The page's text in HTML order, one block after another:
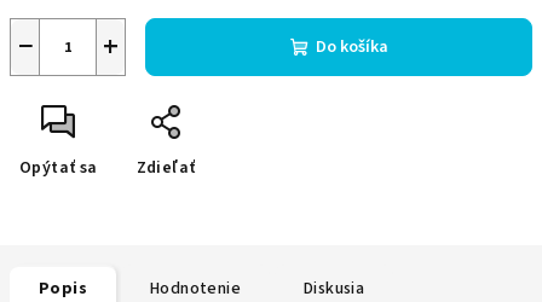
+
− Do košíka
Opýtať sa Zdieľať
Popis Hodnotenie Diskusia